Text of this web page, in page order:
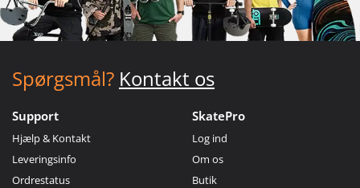
Spørgsmål? Kontakt os
Support
Hjælp & Kontakt
Leveringsinfo
Ordrestatus
SkatePro
Log ind
Om os
Butik